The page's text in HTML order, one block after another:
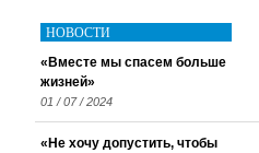
НОВОСТИ
«Вместе мы спасем больше
жизней»
01 / 07 / 2024
«Не хочу допустить, чтобы